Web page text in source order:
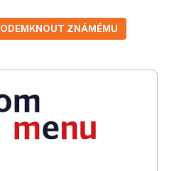
ODEMKNOUT ZNÁMÉMU